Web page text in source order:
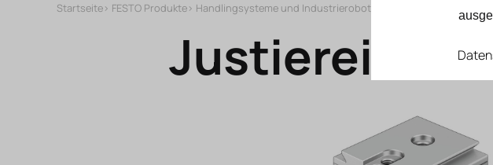
Startseite> FESTO Produkte> Handlingsysteme und Industrieroboter Zubehör für